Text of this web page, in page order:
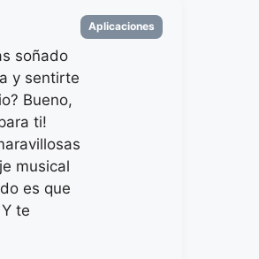
soñado
y sentirte
Bueno,
ti!
musical
es que
te
Categorias
Aplicaciones